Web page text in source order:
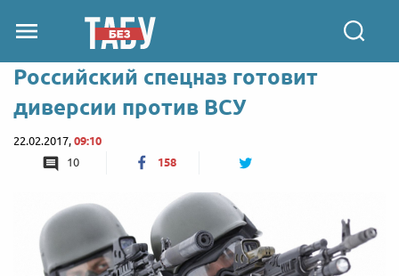
Российский спецназ готовит
диверсии против ВСУ
22.02.2017, 09:10
10
158